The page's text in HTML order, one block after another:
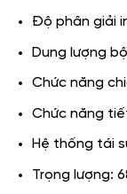
Độ phân giải
Dung lượng
Chức năng
Chức năng
Hệ thống tái
Trọng lượng: